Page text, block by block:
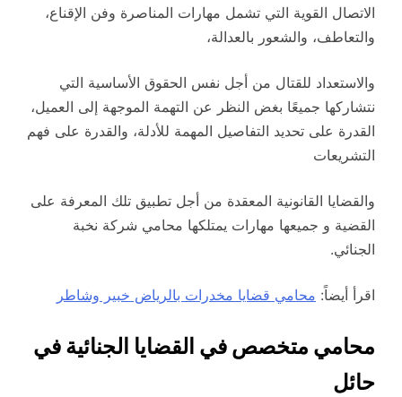
الاتصال القوية التي تشمل مهارات المناصرة وفن الإقناع،
والتعاطف، والشعور بالعدالة،
والاستعداد للقتال من أجل نفس الحقوق الأساسية التي
نتشاركها جميعًا بغض النظر عن التهمة الموجهة إلى العميل،
القدرة على تحديد التفاصيل المهمة للأدلة، والقدرة على فهم
التشريعات
والقضايا القانونية المعقدة من أجل تطبيق تلك المعرفة على
القضية و جميعها مهارات يمتلكها محامي شركة نخبة
الجنائي.
اقرأ أيضاً: محامي قضايا مخدرات بالرياض خبير وشاطر
محامي متخصص في القضايا الجنائية في
حائل